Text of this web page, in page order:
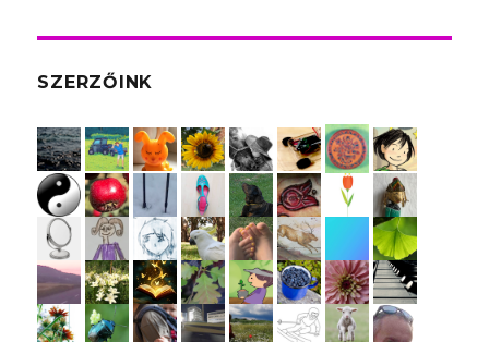
SZERZŐINK